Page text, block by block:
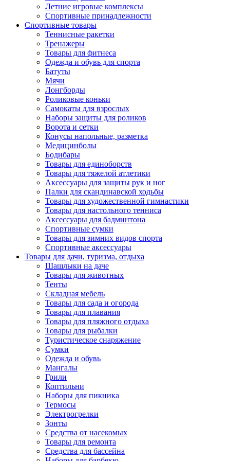
Летние игровые комплексы
Спортивные принадлежности
Спортивные товары
Теннисные ракетки
Тренажеры
Товары для фитнеса
Одежда и обувь для спорта
Батуты
Мячи
Лонгборды
Роликовые коньки
Самокаты для взрослых
Наборы защиты для роликов
Ворота и сетки
Конусы напольные, разметка
Медицинболы
Бодибары
Товары для единоборств
Товары для тяжелой атлетики
Аксессуары для защиты рук и ног
Палки для скандинавской ходьбы
Товары для художественной гимнастики
Товары для настольного тенниса
Аксессуары для бадминтона
Спортивные сумки
Товары для зимних видов спорта
Спортивные аксессуары
Товары для дачи, туризма, отдыха
Шашлыки на даче
Товары для животных
Тенты
Складная мебель
Товары для сада и огорода
Товары для плавания
Товары для пляжного отдыха
Товары для рыбалки
Туристическое снаряжение
Сумки
Одежда и обувь
Мангалы
Грили
Коптильни
Наборы для пикника
Термосы
Электрогрелки
Зонты
Средства от насекомых
Товары для ремонта
Средства для бассейна